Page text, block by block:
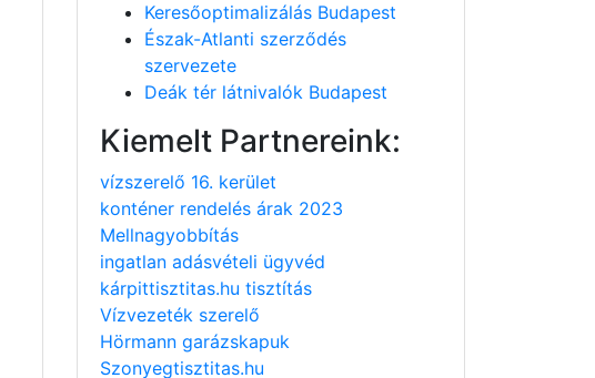
Keresőoptimalizálás Budapest
Észak-Atlanti szerződés
szervezete
Deák tér látnivalók Budapest
Kiemelt Partnereink:
vízszerelő 16. kerület
konténer rendelés árak 2023
Mellnagyobbítás
ingatlan adásvételi ügyvéd
kárpittisztitas.hu tisztítás
Vízvezeték szerelő
Hörmann garázskapuk
Szonyegtisztitas.hu